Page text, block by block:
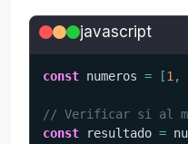
javascript
const numeros = [1 ,
// Verificar si al
const resultado =